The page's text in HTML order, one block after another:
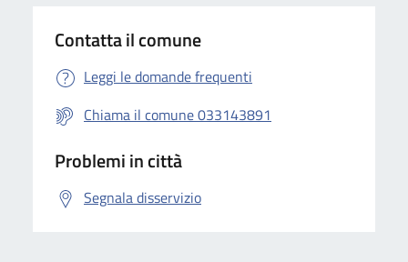
Contatta il comune
Leggi le domande frequenti
Chiama il comune 033143891
Problemi in città
Segnala disservizio